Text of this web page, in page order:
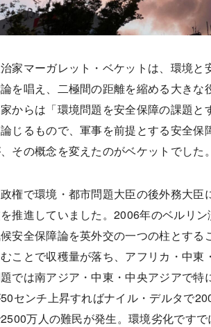
家マーガレット・ベケットは、環境と
を唱え、二極間の距離を縮める大きな
からは「環境問題を安全保障の課題と
じるもので、軍事を前提とする安全保
その概念を変えたのがベケットでした。
権で環境・都市問題大臣の後外務大臣
推進していました。2006年のベルリン
安全保障論を英外交の一つの柱とする
むことで収穫量が落ち、アフリカ・中
では南アジア・中東・中央アジアで特
センチ上昇すればナイル・デルタで
万人の難民が発生。環境劣化です